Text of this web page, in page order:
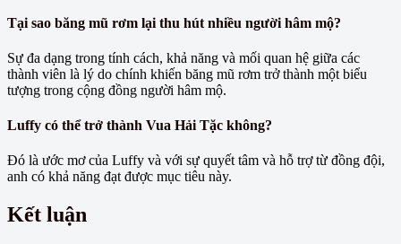
Tại sao băng mũ rơm lại thu hút nhiều người hâm mộ?
Sự đa dạng trong tính cách, khả năng và mối quan hệ giữa các
thành viên là lý do chính khiến băng mũ rơm trở thành một biểu
tượng trong cộng đồng người hâm mộ.
Luffy có thể trở thành Vua Hải Tặc không?
Đó là ước mơ của Luffy và với sự quyết tâm và hỗ trợ từ đồng đội,
anh có khả năng đạt được mục tiêu này.
Kết luận